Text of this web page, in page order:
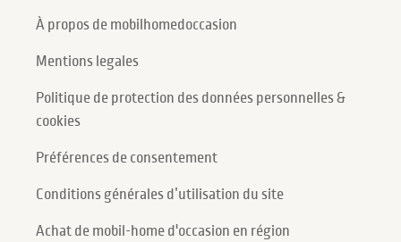
À propos de mobilhomedoccasion
Mentions legales
Politique de protection des données personnelles &
cookies
Préférences de consentement
Conditions générales d’utilisation du site
Achat de mobil-home d'occasion en région